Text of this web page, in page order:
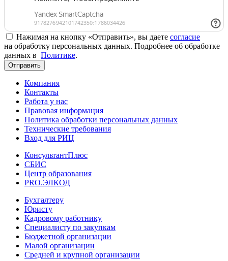
Нажимая на кнопку «Отправить», вы даете согласие
на обработку персональных данных. Подробнее об обработке
данных в Политике.
Отправить
Компания
Контакты
Работа у нас
Правовая информация
Политика обработки персональных данных
Технические требования
Вход для РИЦ
КонсультантПлюс
СБИС
Центр образования
PRO.ЭЛКОД
Бухгалтеру
Юристу
Кадровому работнику
Специалисту по закупкам
Бюджетной организации
Малой организации
Средней и крупной организации